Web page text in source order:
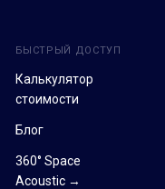
БЫСТРЫЙ ДОСТУП
Калькулятор
стоимости
Блог
360° Space
Acoustic →